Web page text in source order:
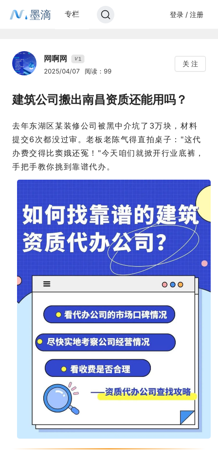
墨滴 专栏 登录 / 注册
网啊网 V1
2025/04/07 阅读：99
关 注
建筑公司搬出南昌资质还能用吗？
去年东湖区某装修公司被黑中介坑了3万块，材料
提交6次都没过审。老板老陈气得直拍桌子："这代
办费交得比窦娥还冤！"今天咱们就掀开行业底裤，
手把手教你挑到靠谱代办。